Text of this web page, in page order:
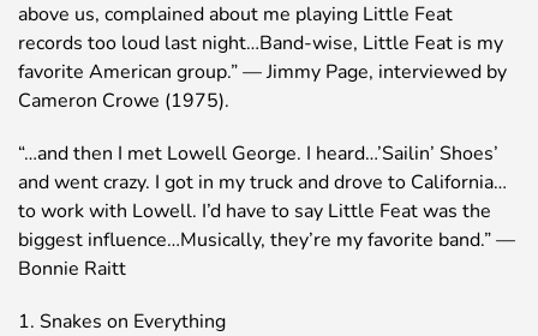
above us, complained about me playing Little Feat
records too loud last night…Band-wise, Little Feat is my
favorite American group.” — Jimmy Page, interviewed by
Cameron Crowe (1975).
“…and then I met Lowell George. I heard…’Sailin’ Shoes’
and went crazy. I got in my truck and drove to California…
to work with Lowell. I’d have to say Little Feat was the
biggest influence…Musically, they’re my favorite band.” —
Bonnie Raitt
1. Snakes on Everything